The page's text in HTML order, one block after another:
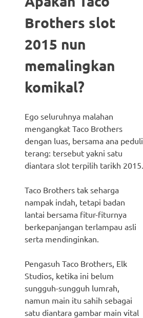
Brothers slot
2015 nun
memalingkan
komikal?
Ego seluruhnya malahan
mengangkat Taco Brothers
dengan luas, bersama ana peduli
terang: tersebut yakni satu
diantara slot terpilih tarikh 2015.
Taco Brothers tak seharga
nampak indah, tetapi badan
lantai bersama fitur-fiturnya
berkepanjangan terlampau asli
serta mendinginkan.
Pengasuh Taco Brothers, Elk
Studios, ketika ini belum
sungguh-sungguh lumrah,
namun main itu sahih sebagai
satu diantara gambar main vital